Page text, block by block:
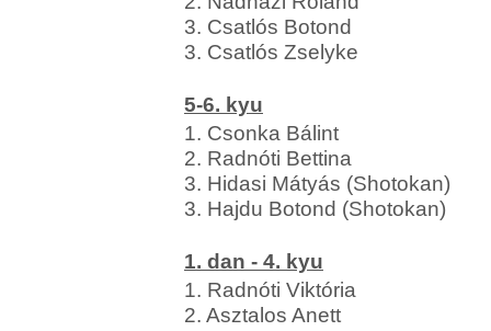
3. Csatlós Botond
3. Csatlós Zselyke
5-6. kyu
1. Csonka Bálint
2. Radnóti Bettina
3. Hidasi Mátyás (Shotokan)
3. Hajdu Botond (Shotokan)
1. dan - 4. kyu
1. Radnóti Viktória
2. Asztalos Anett